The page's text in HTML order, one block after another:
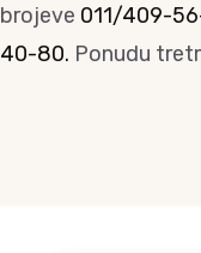
brojeve 011/409-
40-80. Ponudu